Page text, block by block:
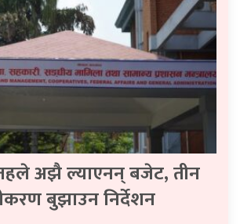
अझै ल्याएनन् बजेट, तीन
बुझाउन निर्देशन